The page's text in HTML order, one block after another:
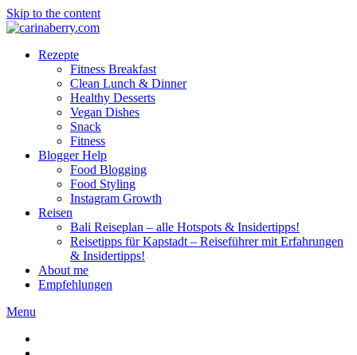
Skip to the content
Rezepte
Fitness Breakfast
Clean Lunch & Dinner
Healthy Desserts
Vegan Dishes
Snack
Fitness
Blogger Help
Food Blogging
Food Styling
Instagram Growth
Reisen
Bali Reiseplan – alle Hotspots & Insidertipps!
Reisetipps für Kapstadt – Reiseführer mit Erfahrungen
& Insidertipps!
About me
Empfehlungen
Menu